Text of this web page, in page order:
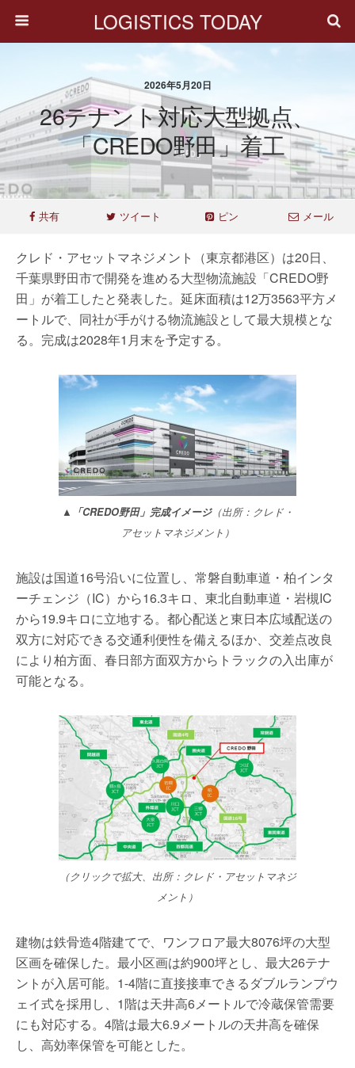
LOGISTICS TODAY
2026年5月20日
26テナント対応大型拠点、
「CREDO野田」着工
共有 ツイート ピン メール
クレド・アセットマネジメント（東京都港区）は20日、
千葉県野田市で開発を進める大型物流施設「CREDO野
田」が着工したと発表した。延床面積は12万3563平方メ
ートルで、同社が手がける物流施設として最大規模とな
る。完成は2028年1月末を予定する。
▲「CREDO野田」完成イメージ（出所：クレド・
アセットマネジメント）
施設は国道16号沿いに位置し、常磐自動車道・柏インタ
ーチェンジ（IC）から16.3キロ、東北自動車道・岩槻IC
から19.9キロに立地する。都心配送と東日本広域配送の
双方に対応できる交通利便性を備えるほか、交差点改良
により柏方面、春日部方面双方からトラックの入出庫が
可能となる。
（クリックで拡大、出所：クレド・アセットマネジ
メント）
建物は鉄骨造4階建てで、ワンフロア最大8076坪の大型
区画を確保した。最小区画は約900坪とし、最大26テナ
ントが入居可能。1-4階に直接接車できるダブルランプウ
ェイ式を採用し、1階は天井高6メートルで冷蔵保管需要
にも対応する。4階は最大6.9メートルの天井高を確保
し、高効率保管を可能とした。